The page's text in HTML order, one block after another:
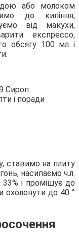
або молоком
до кипіння,
від макухи,
експрессо,
обсягу 100 мл і
ставимо на плиту
насипаємо ч.л.
і промішує до
охолонути до 40 °